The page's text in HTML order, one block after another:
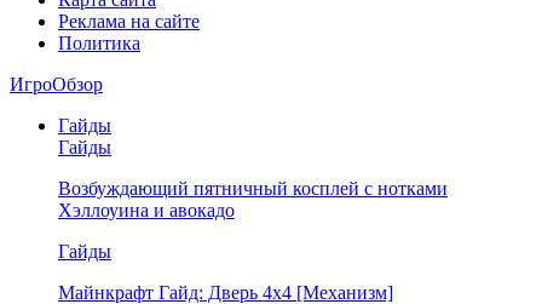
Реклама на сайте
Политика
ИгроОбзор
Гайды
Гайды
Возбуждающий пятничный косплей с нотками
Хэллоуина и авокадо
Гайды
Майнкрафт Гайд: Дверь 4х4 [Механизм]